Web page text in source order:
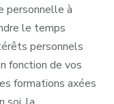
personnelle à
le temps
personnels
fonction de vos
formations axées